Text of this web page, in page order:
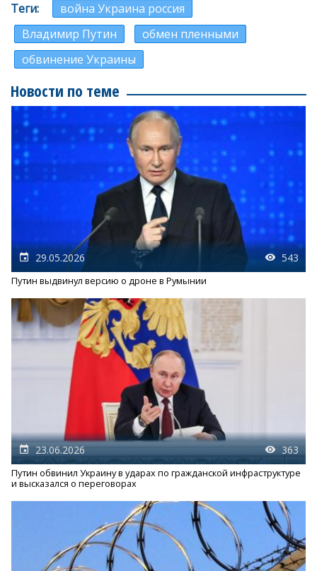
Теги
война Украина россия
Владимир Путин
обмен пленными
обвинение Украины
Новости по теме
29.05.2026 543
Путин выдвинул версию о дроне в Румынии
23.06.2026 363
Путин обвинил Украину в ударах по гражданской инфраструктуре
и высказался о переговорах